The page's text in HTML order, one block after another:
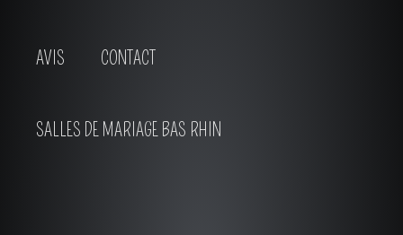
AVIS CONTACT
SALLES DE MARIAGE BAS RHIN